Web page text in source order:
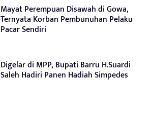
Mayat Perempuan Disawah di Gowa,
Ternyata Korban Pembunuhan Pelaku
Pacar Sendiri
Digelar di MPP, Bupati Barru H.Suardi
Saleh Hadiri Panen Hadiah Simpedes